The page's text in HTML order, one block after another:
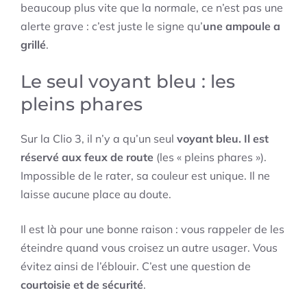
beaucoup plus vite que la normale, ce n’est pas une
alerte grave : c’est juste le signe qu’une ampoule a
grillé.
Le seul voyant bleu : les
pleins phares
Sur la Clio 3, il n’y a qu’un seul voyant bleu. Il est
réservé aux feux de route (les « pleins phares »).
Impossible de le rater, sa couleur est unique. Il ne
laisse aucune place au doute.
Il est là pour une bonne raison : vous rappeler de les
éteindre quand vous croisez un autre usager. Vous
évitez ainsi de l’éblouir. C’est une question de
courtoisie et de sécurité.